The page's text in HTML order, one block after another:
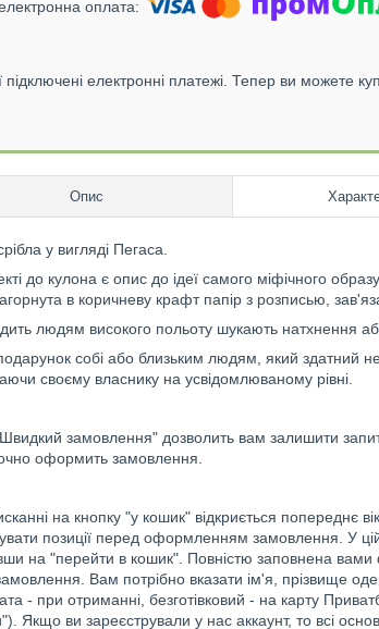
підключені електронні платежі. Тепер ви можете
Опис
у вигляді Пегаса.
до кулона є опис до ідеї самого міфічного
в коричневу крафт папір з розписью,
людям високого польоту шукають натхнення
собі або близьким людям, який здатний
своєму власнику на усвідомлюваному рівні.
замовлення" дозволить вам залишити
оформить замовлення.
на кнопку "у кошик" відкриється
позиції перед оформленням замовлення. У
на "перейти в кошик". Повністю заповнена
Вам потрібно вказати ім'я, прізвище
- при отриманні, безготівковий - на карту
Якщо ви зареєстрували у нас аккаунт, то всі